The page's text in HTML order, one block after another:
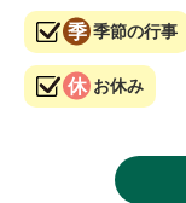
季節の行事
お休み